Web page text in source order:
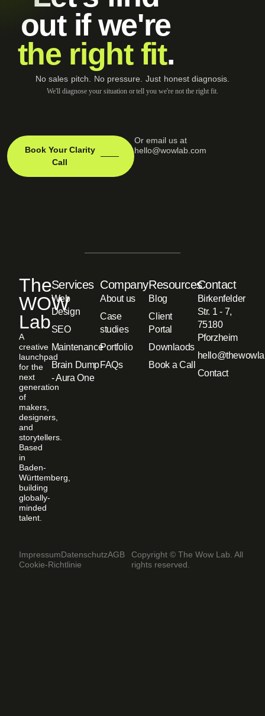
out if we're
the right fit.
No sales pitch. No pressure. Just honest diagnosis.
We'll diagnose your situation or tell you we're not the right fit.
Book Your Clarity
Call
Or email us at
hello@wowlab.com
The
WOW
Lab
A
creative
launchpad
for the
next
generation
of
makers,
designers,
and
storytellers.
Based
in
Baden-
Württemberg,
building
globally-
minded
talent.
Services
Web
Design
SEO
Maintenance
Brain Dump
- Aura One
Company
About us
Case
studies
Portfolio
FAQs
Resources
Blog
Client
Portal
Downlaods
Book a Call
Contact
Birkenfelder
Str. 1 - 7,
75180
Pforzheim
Contact
Copyright © The Wow Lab. All
rights reserved.
ImpressumDatenschutzAGB
Cookie-Richtlinie